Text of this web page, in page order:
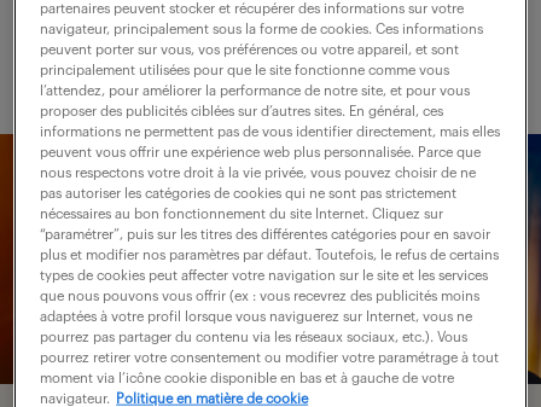
optimiser mon recrutement
partenaires peuvent stocker et récupérer des informations sur votre
navigateur, principalement sous la forme de cookies. Ces informations
peuvent porter sur vous, vos préférences ou votre appareil, et sont
principalement utilisées pour que le site fonctionne comme vous
l’attendez, pour améliorer la performance de notre site, et pour vous
proposer des publicités ciblées sur d’autres sites. En général, ces
informations ne permettent pas de vous identifier directement, mais elles
peuvent vous offrir une expérience web plus personnalisée. Parce que
nous respectons votre droit à la vie privée, vous pouvez choisir de ne
pas autoriser les catégories de cookies qui ne sont pas strictement
nécessaires au bon fonctionnement du site Internet. Cliquez sur
“paramétrer”, puis sur les titres des différentes catégories pour en savoir
plus et modifier nos paramètres par défaut. Toutefois, le refus de certains
types de cookies peut affecter votre navigation sur le site et les services
que nous pouvons vous offrir (ex : vous recevrez des publicités moins
adaptées à votre profil lorsque vous naviguerez sur Internet, vous ne
pourrez pas partager du contenu via les réseaux sociaux, etc.). Vous
pourrez retirer votre consentement ou modifier votre paramétrage à tout
moment via l’icône cookie disponible en bas et à gauche de votre
navigateur.
Politique en matière de cookie